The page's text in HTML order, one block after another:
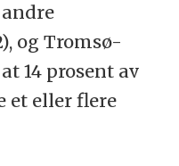
og Tromsø-
14 prosent av
et eller flere